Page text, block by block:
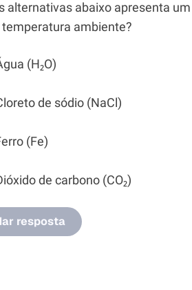
alternativas abaixo apresenta
temperatura ambiente?
(H₂O)
de sódio (NaCl)
(Fe)
de carbono (CO₂)
resposta